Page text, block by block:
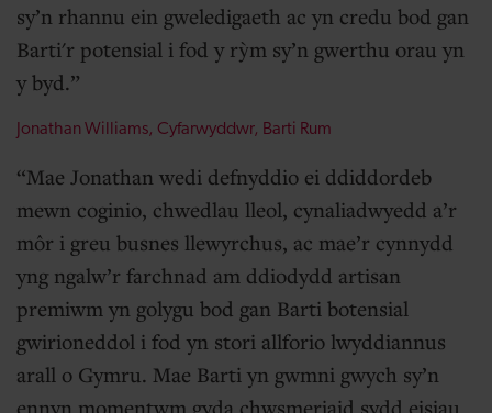
sy’n rhannu ein gweledigaeth ac yn credu bod gan
Barti'r potensial i fod y rỳm sy’n gwerthu orau yn
y byd.
Jonathan Williams, Cyfarwyddwr, Barti Rum
Mae Jonathan wedi defnyddio ei ddiddordeb
mewn coginio, chwedlau lleol, cynaliadwyedd a’r
môr i greu busnes llewyrchus, ac mae’r cynnydd
yng ngalw’r farchnad am ddiodydd artisan
premiwm yn golygu bod gan Barti botensial
gwirioneddol i fod yn stori allforio lwyddiannus
arall o Gymru. Mae Barti yn gwmni gwych sy’n
ennyn momentwm gyda chwsmeriaid sydd eisiau